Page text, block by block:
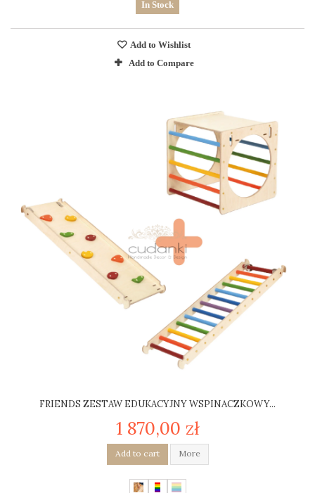
In Stock
Add to Wishlist
Add to Compare
FRIENDS ZESTAW EDUKACYJNY WSPINACZKOWY...
1 870,00 zł
Add to cart More